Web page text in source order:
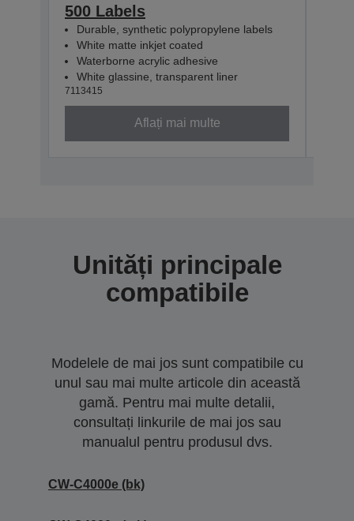
500 Labels
Durable, synthetic polypropylene labels
White matte inkjet coated
Waterborne acrylic adhesive
White glassine, transparent liner
7113415
Aflați mai multe
Unități principale
compatibile
Modelele de mai jos sunt compatibile cu
unul sau mai multe articole din această
gamă. Pentru mai multe detalii,
consultați linkurile de mai jos sau
manualul pentru produsul dvs.
CW-C4000e (bk)